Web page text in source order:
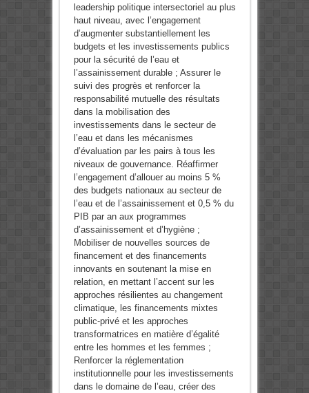
leadership politique intersectoriel au plus
haut niveau, avec l’engagement
d’augmenter substantiellement les
budgets et les investissements publics
pour la sécurité de l’eau et
l’assainissement durable ; Assurer le
suivi des progrès et renforcer la
responsabilité mutuelle des résultats
dans la mobilisation des
investissements dans le secteur de
l’eau et dans les mécanismes
d’évaluation par les pairs à tous les
niveaux de gouvernance. Réaffirmer
l’engagement d’allouer au moins 5 %
des budgets nationaux au secteur de
l’eau et de l’assainissement et 0,5 % du
PIB par an aux programmes
d’assainissement et d’hygiène ;
Mobiliser de nouvelles sources de
financement et des financements
innovants en soutenant la mise en
relation, en mettant l’accent sur les
approches résilientes au changement
climatique, les financements mixtes
public-privé et les approches
transformatrices en matière d’égalité
entre les hommes et les femmes ;
Renforcer la réglementation
institutionnelle pour les investissements
dans le domaine de l’eau, créer des